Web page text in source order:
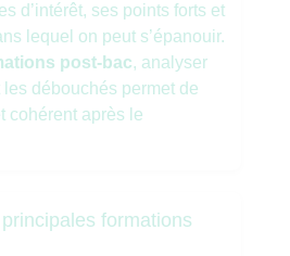
d’intérêt, ses points forts et
lequel on peut s’épanouir.
post-bac, analyser
les débouchés permet de
cohérent après le
formations